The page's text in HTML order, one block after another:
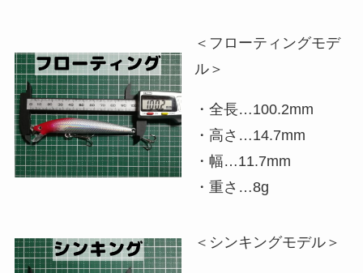
＜フローティングモデ
ル＞
・全長…100.2mm
・高さ…14.7mm
・幅…11.7mm
・重さ…8g
＜シンキングモデル＞